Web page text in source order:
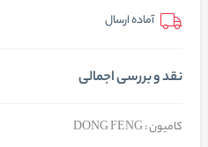
آماده ارسال
نقد و بررسی اجمالی
کامیون : DONG FENG